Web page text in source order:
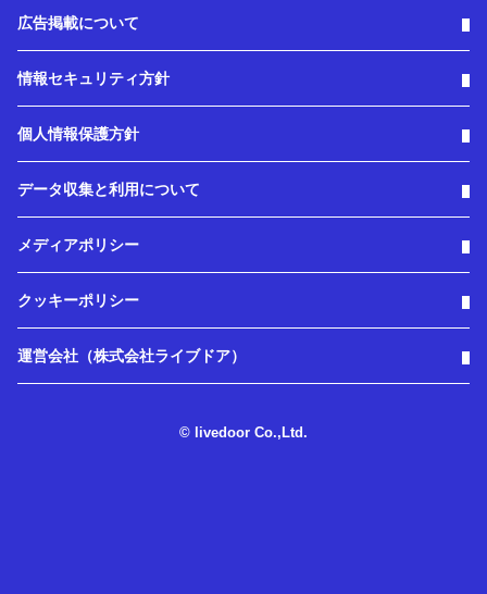
広告掲載について
情報セキュリティ方針
個人情報保護方針
データ収集と利用について
メディアポリシー
クッキーポリシー
運営会社（株式会社ライブドア）
© livedoor Co.,Ltd.